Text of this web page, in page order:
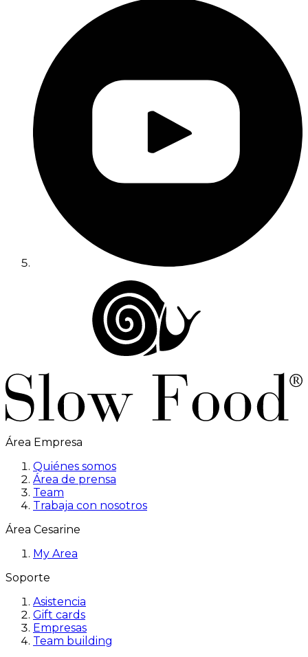
Área Empresa
Quiénes somos
Área de prensa
Team
Trabaja con nosotros
Área Cesarine
My Area
Soporte
Asistencia
Gift cards
Empresas
Team building